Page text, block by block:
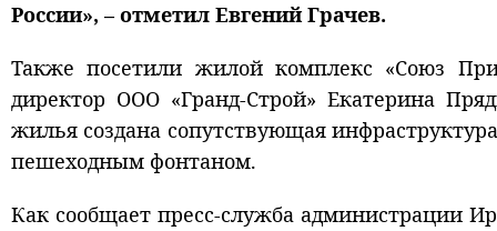
России», – отметил Евгений Грачев.
Также посетили жилой комплекс «Союз
директор ООО «Гранд-Строй» Екатерина
жилья создана сопутствующая
пешеходным фонтаном.
Как сообщает пресс-служба администрации